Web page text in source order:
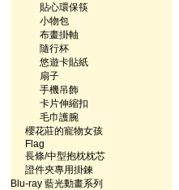
貼心環保筷
小物包
布畫掛軸
隨行杯
悠遊卡貼紙
扇子
手機吊飾
卡片伸縮扣
毛巾護腕
櫻花莊的寵物女孩
Flag
長條/中型抱枕枕芯
證件夾專用掛鍊
Blu-ray 藍光動畫系列